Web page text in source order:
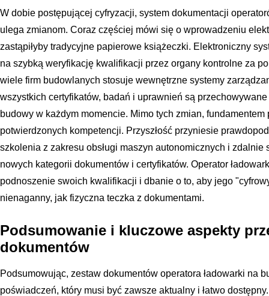
W dobie postępującej cyfryzacji, system dokumentacji
ulega zmianom. Coraz częściej mówi się o wprowadzeniu
zastąpiłyby tradycyjne papierowe książeczki. Elektroniczny
na szybką weryfikację kwalifikacji przez organy kontrolne za
wiele firm budowlanych stosuje wewnętrzne systemy
wszystkich certyfikatów, badań i uprawnień są
budowy w każdym momencie. Mimo tych zmian,
potwierdzonych kompetencji. Przyszłość przyniesie
szkolenia z zakresu obsługi maszyn autonomicznych i
nowych kategorii dokumentów i certyfikatów. Operator
podnoszenie swoich kwalifikacji i dbanie o to, aby jego
nienaganny, jak fizyczna teczka z dokumentami.
Podsumowanie i kluczowe aspekty
dokumentów
Podsumowując, zestaw dokumentów operatora ładowarki na
poświadczeń, który musi być zawsze aktualny i łatwo